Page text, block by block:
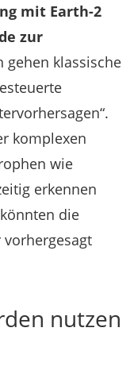
mit Earth-2
zur
gehen klassische
komplexen
wie
erkennen
die
vorhergesagt
nutzen